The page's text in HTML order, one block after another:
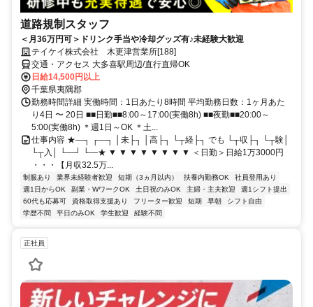
道路規制スタッフ
＜月36万円可＞ドリンク手当や冷却グッズ有♪未経験大歓迎
テイケイ株式会社 木更津営業所[188]
交通・アクセス 大多喜駅周辺/直行直帰OK
日給14,500円以上
千葉県夷隅郡
勤務時間詳細 実働時間：1日あたり8時間 平均勤務日数：1ヶ月あた
り4日 〜 20日 ■■日勤■■8:00～17:00(実働8h) ■■夜勤■■20:00～
5:00(実働8h) ＊週1日～OK ＊土...
仕事内容 ★―┐ ┌―┐ │未├┐ │高├┐ └┬経├┐ でも └┬収├┐ └┬験│
└┬入│ └―┘ └―★ ▼ ▼ ▼ ▼ ▼ ▼ ▼ ▼ ＜日勤＞日給1万3000円
・・・【月収32.5万...
制服あり 業界未経験者歓迎 短期（3ヵ月以内） 扶養内勤務OK
社員登用あり
週1日からOK
副業・WワークOK 土日祝のみOK 主婦・主夫歓迎
週1シフト提出
60代も応募可
資格取得支援あり フリーター歓迎 短期 早朝
シフト自由
学歴不問
平日のみOK 学生歓迎 経験不問
正社員